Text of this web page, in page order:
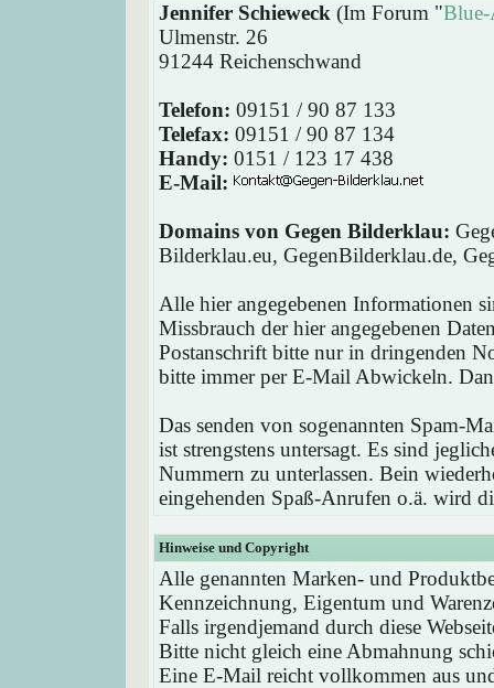
Jennifer Schieweck (Im Forum "
Ulmenstr. 26
91244 Reichenschwand
Telefon: 09151 / 90 87 133
Telefax: 09151 / 90 87 134
Handy: 0151 / 123 17 438
E-Mail:
Domains von Gegen Bilderklau:
Bilderklau.eu, GegenBilderklau.de,
Alle hier angegebenen Informationen
Missbrauch der hier angegebenen
Postanschrift bitte nur in dringenden
bitte immer per E-Mail Abwickeln.
Das senden von sogenannten Spam-
ist strengstens untersagt. Es sind
Nummern zu unterlassen. Bein
eingehenden Spaß-Anrufen o.ä. wird
Hinweise und Copyright
Alle genannten Marken- und
Kennzeichnung, Eigentum und
Falls irgendjemand durch diese
Bitte nicht gleich eine Abmahnung
Eine E-Mail reicht vollkommen aus